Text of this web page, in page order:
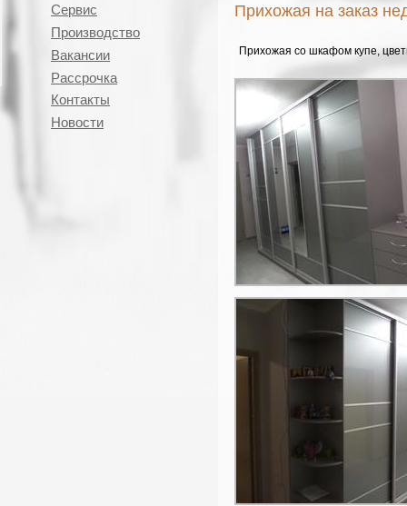
Сервис
Производство
Вакансии
Рассрочка
Контакты
Новости
Прихожая на заказ
Прихожая со шкафом купе,